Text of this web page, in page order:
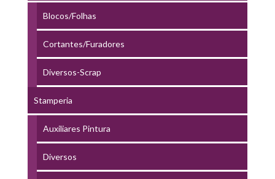
Blocos/Folhas
Cortantes/Furadores
Diversos-Scrap
Stamperia
Auxiliares Pintura
Diversos